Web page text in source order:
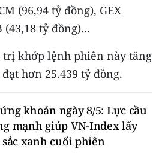
(96,94 tỷ đồng), GEX
(43,18 tỷ đồng)...
trị khớp lệnh phiên này tăng
hơn 25.439 tỷ đồng.
khoán ngày 8/5: Lực cầu
mạnh giúp VN-Index lấy
xanh cuối phiên